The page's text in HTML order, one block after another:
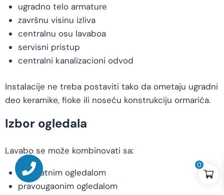
0
ugradno telo armature
završnu visinu izliva
centralnu osu lavaboa
servisni pristup
centralni kanalizacioni odvod
Instalacije ne treba postaviti tako da ometaju ugradni
deo keramike, fioke ili noseću konstrukciju ormarića.
Izbor ogledala
Lavabo se može kombinovati sa:
kvadratnim ogledalom
pravougaonim ogledalom